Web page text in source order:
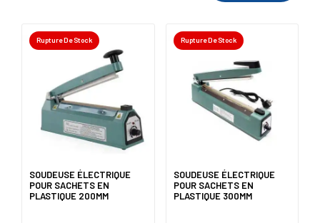
Rupture De Stock
SOUDEUSE ÉLECTRIQUE
POUR SACHETS EN
PLASTIQUE 200MM
Rupture De Stock
SOUDEUSE ÉLECTRIQUE
POUR SACHETS EN
PLASTIQUE 300MM